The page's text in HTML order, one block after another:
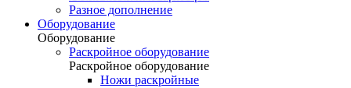
Разное дополнение
Оборудование
Оборудование
Раскройное оборудование
Раскройное оборудование
Ножи раскройные